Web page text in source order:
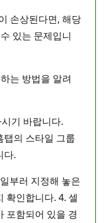
손상된다면, 해당
있는 문제입니
는 방법을 알려
기 바랍니다.
탭의 스타일 그룹
다.
부러 지정해 놓은
확인합니다. 4. 셀
포함되어 있을 경